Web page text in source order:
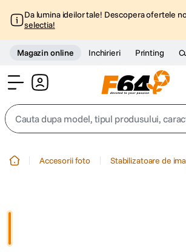
Da lumina ideilor tale! Descopera ofertele
selectia!
Magazin online Inchirieri Printing
Cauta dupa model, tipul produsului,
Accesorii foto Stabilizatoare de